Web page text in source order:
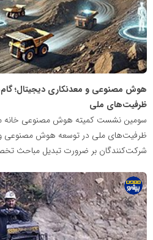
هوش مصنوعی و معدنکاری دیجیتال؛
ظرفیت‌های ملی
سومین نشست کمیته هوش مصنوعی خانه
ظرفیت‌های ملی در توسعه هوش مصنوعی و
شرکت‌کنندگان بر ضرورت تبدیل مباحث
پایگاه
اطلاع
رسانی